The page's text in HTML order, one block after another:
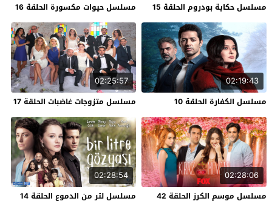
مسلسل حكاية بودروم الحلقة 15 مسلسل حيوات مكسورة الحلقة 16
02:19:43
مسلسل الكفارة الحلقة 10
02:25:57
مسلسل متزوجات غاضبات الحلقة 17
02:28:06
مسلسل موسم الكرز الحلقة 42
02:28:54
مسلسل لتر من الدموع الحلقة 14